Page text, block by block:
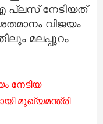
പ്ലസ് നേടിയത്
വിജയം
മലപ്പുറം
നേടിയ
മുഖ്യമന്ത്രി